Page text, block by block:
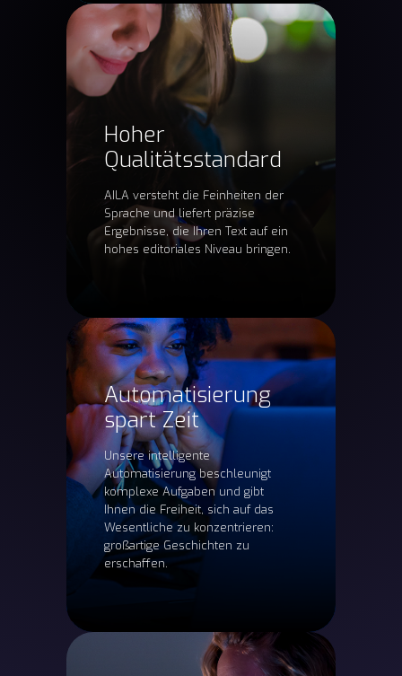
Hoher
Qualitätsstandard
AILA versteht die Feinheiten der
Sprache und liefert präzise
Ergebnisse, die Ihren Text auf ein
hohes editoriales Niveau bringen.
Automatisierung
spart Zeit
Unsere intelligente
Automatisierung beschleunigt
komplexe Aufgaben und gibt
Ihnen die Freiheit, sich auf das
Wesentliche zu konzentrieren:
großartige Geschichten zu
erschaffen.